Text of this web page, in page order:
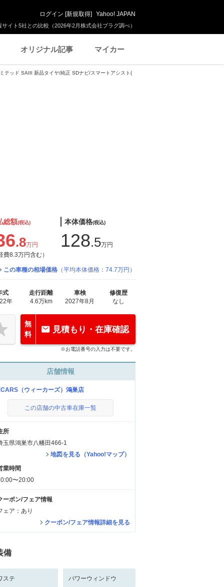
イト5社との比較（2026年2月株式会社プラグ調べ）
ログイン [新規取得] Yahoo! JAPAN
オリジナル記事 マイカー
テッド SAIII 新品タイヤ/純正 SDナビ/スマートアシスト(
総額(税込)
.8万円
費8.3万円含む）
本体価格(税込)
128.5万円
この車種の相場価格 （平均本体価格：74.7万円）
式
年
走行距離
4.6万km
車検
2027年8月
修復歴
なし
無
料
見積もり・在庫確認
※お電話番号の入力は不要です。
店舗情報
（ウィーカーズ）鴻巣店
この店舗の中古車在庫一覧
所
玉県鴻巣市八幡田466-1
地図を見る（Yahoo!マップ）
業時間
〜20:00
ーポン/フェア情報
ェア：あり
クーポン/フェア情報詳細を見る
備
ステ パワーウィンドウ